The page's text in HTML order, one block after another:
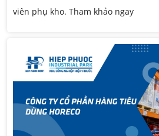
viên phụ kho. Tham khảo ngay